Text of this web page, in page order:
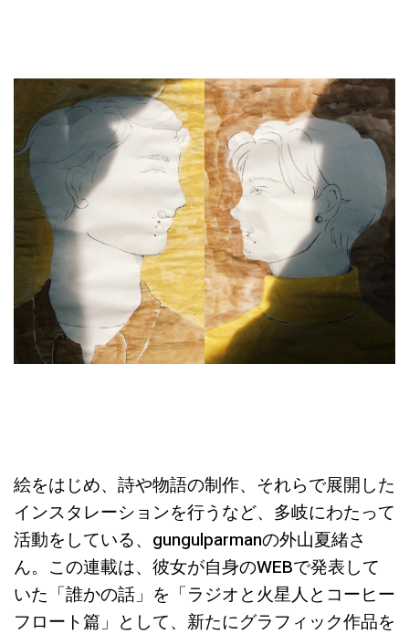
絵をはじめ、詩や物語の制作、それらで展開した
インスタレーションを行うなど、多岐にわたって
活動をしている、gungulparmanの外山夏緒さ
ん。この連載は、彼女が自身のWEBで発表して
いた「誰かの話」を「ラジオと火星人とコーヒー
フロート篇」として、新たにグラフィック作品を